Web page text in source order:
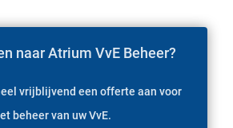
naar Atrium VvE Beheer?
vrijblijvend een offerte aan voor
beheer van uw VvE.